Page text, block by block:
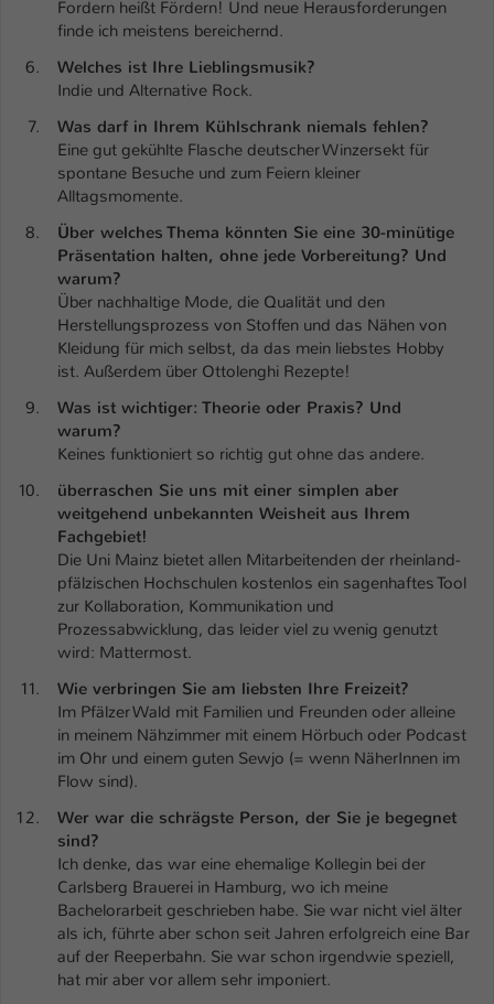
Fordern heißt Fördern! Und neue Herausforderungen
finde ich meistens bereichernd.
Welches ist Ihre Lieblingsmusik?
Indie und Alternative Rock.
Was darf in Ihrem Kühlschrank niemals fehlen?
Eine gut gekühlte Flasche deutscher Winzersekt für
spontane Besuche und zum Feiern kleiner
Alltagsmomente.
Über welches Thema könnten Sie eine 30-minütige
Präsentation halten, ohne jede Vorbereitung? Und
warum?
Über nachhaltige Mode, die Qualität und den
Herstellungsprozess von Stoffen und das Nähen von
Kleidung für mich selbst, da das mein liebstes Hobby
ist. Außerdem über Ottolenghi Rezepte!
Was ist wichtiger: Theorie oder Praxis? Und
warum?
Keines funktioniert so richtig gut ohne das andere.
überraschen Sie uns mit einer simplen aber
weitgehend unbekannten Weisheit aus Ihrem
Fachgebiet!
Die Uni Mainz bietet allen Mitarbeitenden der rheinland-
pfälzischen Hochschulen kostenlos ein sagenhaftes Tool
zur Kollaboration, Kommunikation und
Prozessabwicklung, das leider viel zu wenig genutzt
wird: Mattermost.
Wie verbringen Sie am liebsten Ihre Freizeit?
Im Pfälzer Wald mit Familien und Freunden oder alleine
in meinem Nähzimmer mit einem Hörbuch oder Podcast
im Ohr und einem guten Sewjo (= wenn NäherInnen im
Flow sind).
Wer war die schrägste Person, der Sie je begegnet
sind?
Ich denke, das war eine ehemalige Kollegin bei der
Carlsberg Brauerei in Hamburg, wo ich meine
Bachelorarbeit geschrieben habe. Sie war nicht viel älter
als ich, führte aber schon seit Jahren erfolgreich eine Bar
auf der Reeperbahn. Sie war schon irgendwie speziell,
hat mir aber vor allem sehr imponiert.